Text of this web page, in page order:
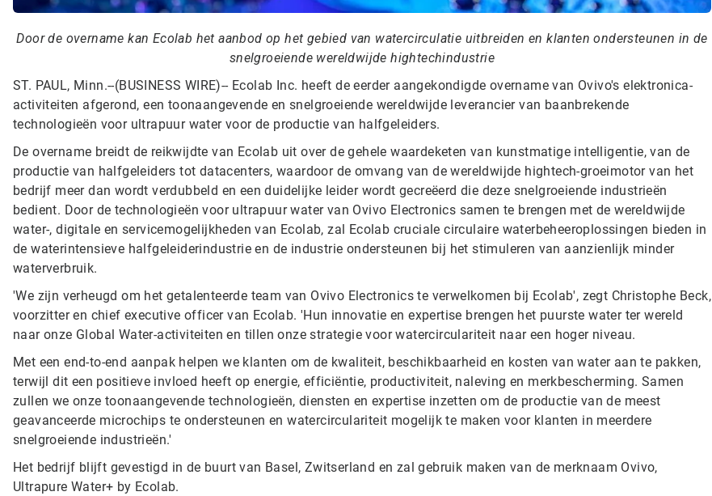
Door de overname kan Ecolab het aanbod op het gebied van watercirculatie uitbreiden en klanten ondersteunen in de
snelgroeiende wereldwijde hightechindustrie
ST. PAUL, Minn.--(BUSINESS WIRE)-- Ecolab Inc. heeft de eerder aangekondigde overname van Ovivo's elektronica-
activiteiten afgerond, een toonaangevende en snelgroeiende wereldwijde leverancier van baanbrekende
technologieën voor ultrapuur water voor de productie van halfgeleiders.
De overname breidt de reikwijdte van Ecolab uit over de gehele waardeketen van kunstmatige intelligentie, van de
productie van halfgeleiders tot datacenters, waardoor de omvang van de wereldwijde hightech-groeimotor van het
bedrijf meer dan wordt verdubbeld en een duidelijke leider wordt gecreëerd die deze snelgroeiende industrieën
bedient. Door de technologieën voor ultrapuur water van Ovivo Electronics samen te brengen met de wereldwijde
water-, digitale en servicemogelijkheden van Ecolab, zal Ecolab cruciale circulaire waterbeheeroplossingen bieden in
de waterintensieve halfgeleiderindustrie en de industrie ondersteunen bij het stimuleren van aanzienlijk minder
waterverbruik.
'We zijn verheugd om het getalenteerde team van Ovivo Electronics te verwelkomen bij Ecolab', zegt Christophe Beck,
voorzitter en chief executive officer van Ecolab. 'Hun innovatie en expertise brengen het puurste water ter wereld
naar onze Global Water-activiteiten en tillen onze strategie voor watercirculariteit naar een hoger niveau.
Met een end-to-end aanpak helpen we klanten om de kwaliteit, beschikbaarheid en kosten van water aan te pakken,
terwijl dit een positieve invloed heeft op energie, efficiëntie, productiviteit, naleving en merkbescherming. Samen
zullen we onze toonaangevende technologieën, diensten en expertise inzetten om de productie van de meest
geavanceerde microchips te ondersteunen en watercirculariteit mogelijk te maken voor klanten in meerdere
snelgroeiende industrieën.'
Het bedrijf blijft gevestigd in de buurt van Basel, Zwitserland en zal gebruik maken van de merknaam Ovivo,
Ultrapure Water+ by Ecolab.